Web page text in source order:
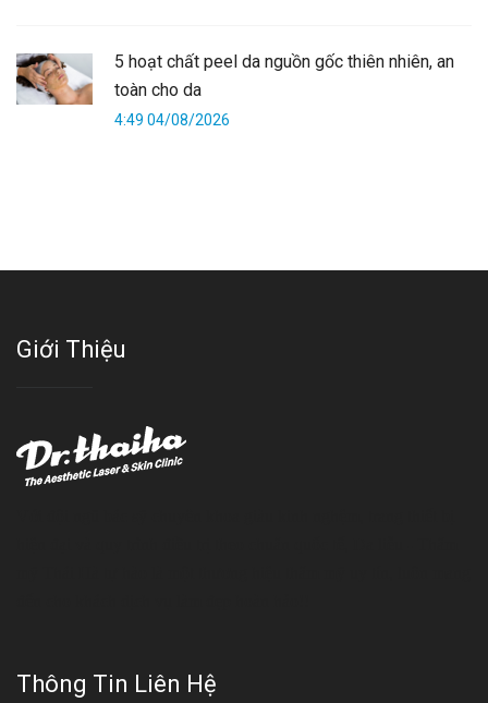
5 hoạt chất peel da nguồn gốc thiên nhiên, an
toàn cho da
4:49 04/08/2026
Giới Thiệu
Thông Tin Liên Hệ